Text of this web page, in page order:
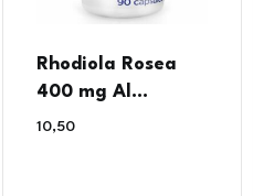
Rhodiola Rosea
400 mg Al...
10,50